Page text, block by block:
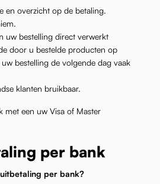
en overzicht op de betaling.
uw bestelling direct verwerkt
door u bestelde producten op
bestelling de volgende dag vaak
klanten bruikbaar.
met een uw Visa of Master
per bank
per bank?